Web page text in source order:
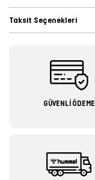
Taksit Seçenekleri
GÜVENLİ ÖDEME